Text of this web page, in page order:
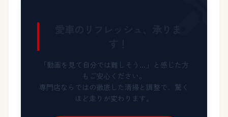
「動画を見て自分では難しそう…」と感じた方
もご安心ください。
専門店ならではの徹底した清掃と調整で、驚く
ほど走りが変わります。